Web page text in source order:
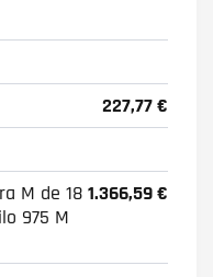
227,77 €
M de 18
975 M
1.366,59 €